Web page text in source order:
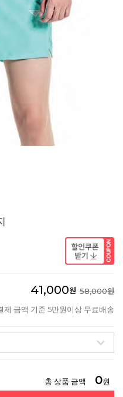
41,000원 58,000원
제 금액 기준 5만원이상 무료배송
총 상품 금액 0원